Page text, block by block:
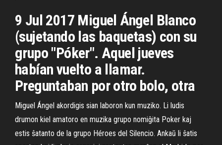
9 Jul 2017 Miguel Ángel Blanco
(sujetando las baquetas) con su
grupo "Póker". Aquel jueves
habían vuelto a llamar.
Preguntaban por otro bolo, otra
Miguel Ángel akordigis sian laboron kun muziko. Li ludis
drumon kiel amatoro en muzika grupo nomiĝita Poker kaj
estis ŝatanto de la grupo Héroes del Silencio. Ankaŭ li ŝatis